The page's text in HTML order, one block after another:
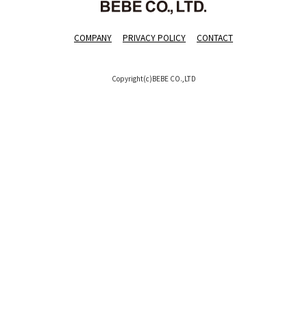
COMPANY PRIVACY POLICY CONTACT
Copyright(c)BEBE CO.,LTD